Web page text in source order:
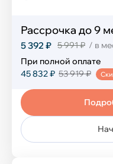
Рассрочка до 9
5 392 ₽ 5 991 ₽ / в
При полной оплате
45 832 ₽ 53 919 ₽